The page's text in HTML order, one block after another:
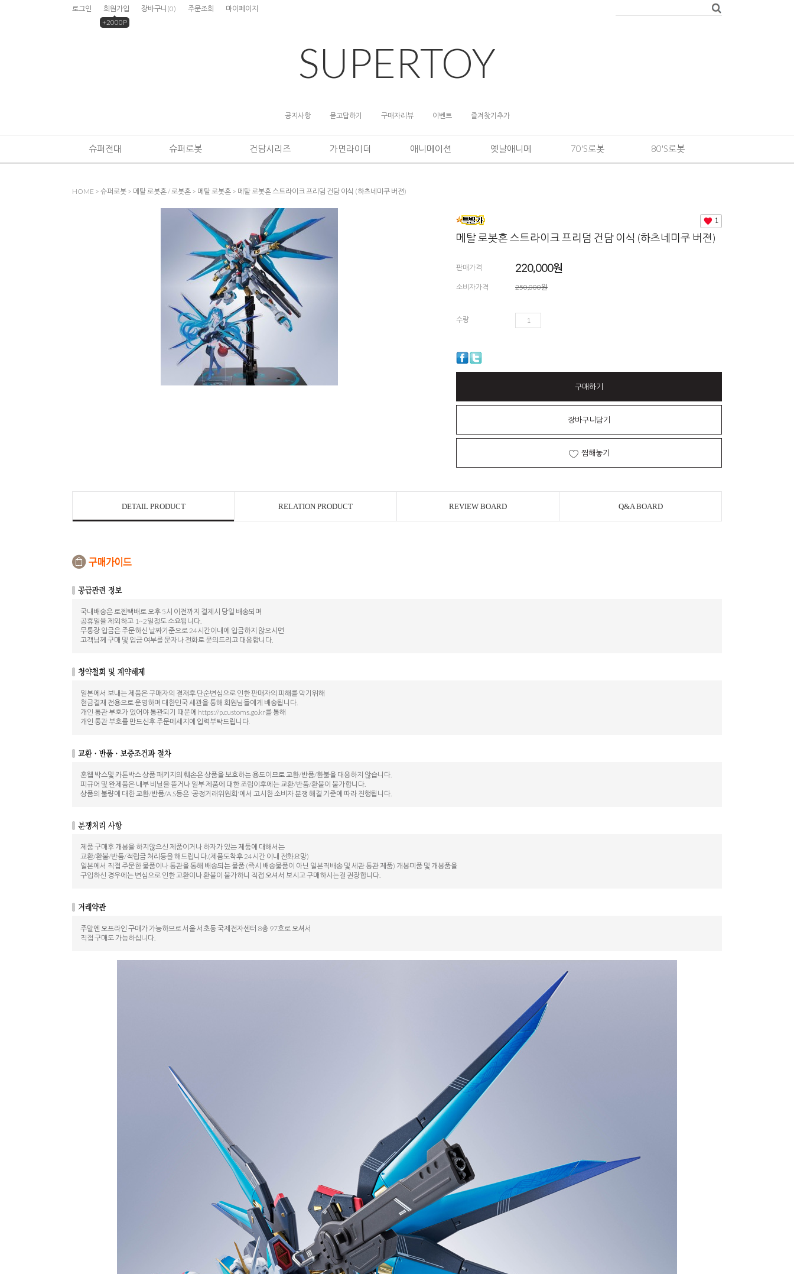
로그인
회원가입
+2000P
장바구니 (0) 주문조회 마이페이지
SUPERTOY
공지사항 묻고답하기 구매자리뷰 이벤트 즐겨찾기추가
슈퍼전대 슈퍼로봇 건담시리즈 가면라이더 애니메이션 옛날애니메 70'S로봇 80'S로봇
HOME > 슈퍼로봇 > 메탈 로봇혼 / 로봇혼 > 메탈 로봇혼 > 메탈 로봇혼스트라이크 프리덤 건담 이식 (하츠네미쿠 버젼)
1
메탈 로봇혼스트라이크 프리덤 건담 이식 (하츠네미쿠 버젼)
판매가격 220,000원
소비자가격 250,000원
수량
구매하기
장바구니담기
찜해놓기
DETAIL PRODUCT RELATION PRODUCT REVIEW BOARD Q&A BOARD
국내배송은 로젠택배로 오후 5시 이전까지 결제시 당일 배송되며
공휴일을 제외하고 1~2일정도 소요됩니다.
무통장 입금은 주문하신 날짜기준으로 24시간이내에 입금하지 않으시면
고객님께 구매 및 입금 여부를 문자나 전화로 문의드리고 대응합니다.
일본에서 보내는 제품은 구매자의 결재후 단순변심으로 인한 판매자의 피해를 막기위해
현금결재 전용으로 운영하며 대한민국 세관을 통해 회원님들에게 배송됩니다.
개인 통관 부호가 있어야 통관되기 때문에 https://p.customs.go.kr를 통해
개인 통관 부호를 만드신후 주문메세지에 입력부탁드립니다.
혼웹 박스및 카톤박스 상품 패키지의 훼손은 상품을 보호하는 용도이므로 교환/반품/환불을 대응하지 않습니다.
피규어 및 완제품은 내부 비닐을 뜯거나 일부 제품에 대한 조립이후에는 교환/반품/환불이 불가합니다.
상품의 불량에 대한 교환/반품/A.S등은 '공정거래위원회'에서 고시한 소비자 분쟁 해결 기준에 따라 진행됩니다.
제품 구매후 개봉을 하지않으신 제품이거나 하자가 있는 제품에 대해서는
교환/환불/반품/적립금 처리등을 해드립니다.(제품도착후 24시간 이내 전화요망)
일본에서 직접 주문한 물품이나 통관을 통해 배송되는 물품 (즉시 배송물품이 아닌 일본직배송 및 세관 통관 제품) 개봉미품 및 개봉품을
구입하신 경우에는 변심으로 인한 교환이나 환불이 불가하니 직접 오셔서 보시고 구매하시는걸 권장합니다.
주말엔 오프라인 구매가 가능하므로 서울 서초동 국제전자센터 8층 97호로 오셔서
직접 구매도 가능하십니다.